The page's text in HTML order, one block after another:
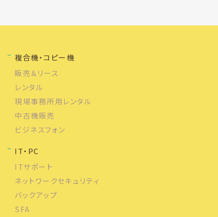
複合機・コピー機
販売＆リース
レンタル
現場事務所用レンタル
中古機販売
ビジネスフォン
IT・PC
ITサポート
ネットワークセキュリティ
バックアップ
SFA